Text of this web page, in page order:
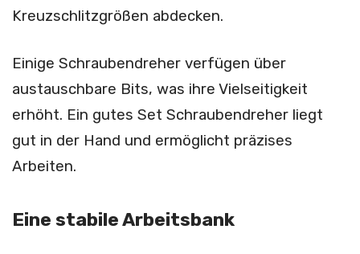
Kreuzschlitzgrößen abdecken.
Einige Schraubendreher verfügen über
austauschbare Bits, was ihre Vielseitigkeit
erhöht. Ein gutes Set Schraubendreher liegt
gut in der Hand und ermöglicht präzises
Arbeiten.
Eine stabile Arbeitsbank